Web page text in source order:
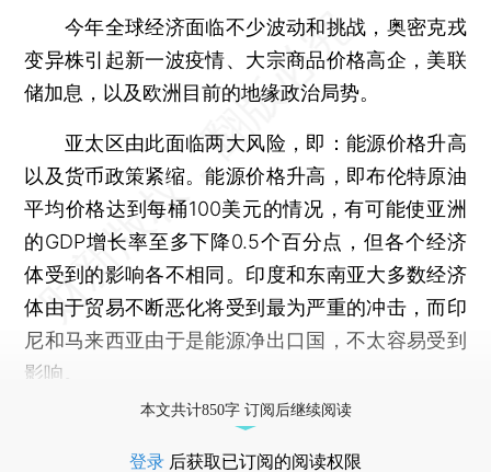
今年全球经济面临不少波动和挑战，奥密克戎
变异株引起新一波疫情、大宗商品价格高企，美联
储加息，以及欧洲目前的地缘政治局势。
亚太区由此面临两大风险，即：能源价格升高
以及货币政策紧缩。能源价格升高，即布伦特原油
平均价格达到每桶100美元的情况，有可能使亚洲
的GDP增长率至多下降0.5个百分点，但各个经济
体受到的影响各不相同。印度和东南亚大多数经济
体由于贸易不断恶化将受到最为严重的冲击，而印
尼和马来西亚由于是能源净出口国，不太容易受到
影响。
本文共计850字 订阅后继续阅读
登录 后获取已订阅的阅读权限